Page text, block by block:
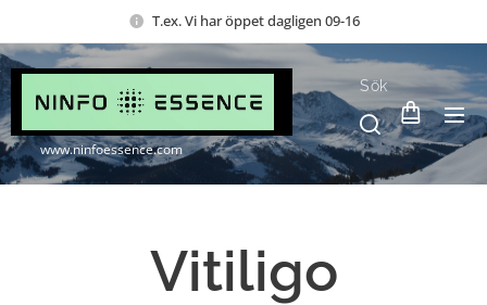
T.ex. Vi har öppet dagligen 09-16
www.ninfoessence.com
Sök
Vitiligo